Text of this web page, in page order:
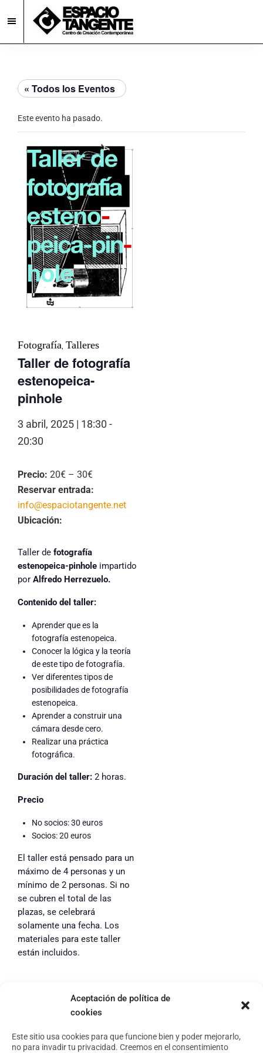
Aceptación de política de
cookies
Este sitio usa cookies para que funcione bien y poder mejorarlo,
no para invadir tu privacidad. Creemos en el consentimiento
to
main
to
footerEspacio
Creación
Contemporánea
en
Burgos
« Todos los Eventos
Este evento ha pasado.
Fotografía, Talleres
Taller de fotografía
estenopeica-
pinhole
3 abril, 2025 | 18:30 -
20:30
Precio: 20€ – 30€
Reservar entrada:
info@espaciotangente.net
Ubicación:
Taller de fotografía
estenopeica-pinhole impartido
por Alfredo Herrezuelo.
Contenido del taller:
Aprender que es la
fotografía estenopeica.
Conocer la lógica y la teoría
de este tipo de fotografía.
Ver diferentes tipos de
posibilidades de fotografía
estenopeica.
Aprender a construir una
cámara desde cero.
Realizar una práctica
fotográfica.
Duración del taller: 2 horas.
Precio
No socios: 30 euros
Socios: 20 euros
El taller está pensado para un
máximo de 4 personas y un
mínimo de 2 personas. Si no
se cubren el total de las
plazas, se celebrará
solamente una fecha. Los
materiales para este taller
están incluidos.
Política de privacidad